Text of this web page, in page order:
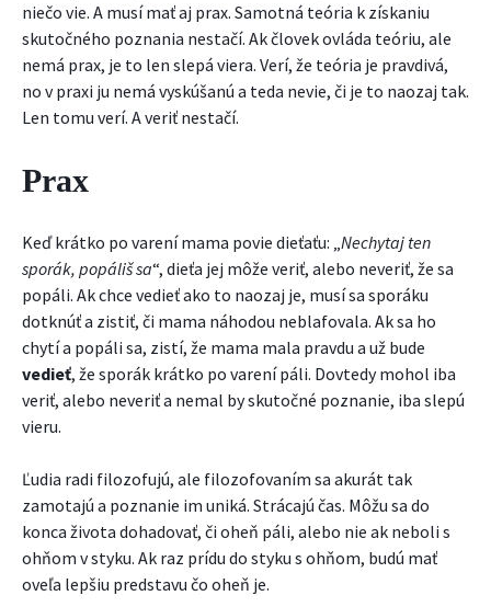
niečo vie. A musí mať aj prax. Samotná teória k získaniu
skutočného poznania nestačí. Ak človek ovláda teóriu, ale
nemá prax, je to len slepá viera. Verí, že teória je pravdivá,
no v praxi ju nemá vyskúšanú a teda nevie, či je to naozaj tak.
Len tomu verí. A veriť nestačí.
Prax
Keď krátko po varení mama povie dieťaťu: „Nechytaj ten
sporák, popáliš sa“, dieťa jej môže veriť, alebo neveriť, že sa
popáli. Ak chce vedieť ako to naozaj je, musí sa sporáku
dotknúť a zistiť, či mama náhodou neblafovala. Ak sa ho
chytí a popáli sa, zistí, že mama mala pravdu a už bude
vedieť, že sporák krátko po varení páli. Dovtedy mohol iba
veriť, alebo neveriť a nemal by skutočné poznanie, iba slepú
vieru.
Ľudia radi filozofujú, ale filozofovaním sa akurát tak
zamotajú a poznanie im uniká. Strácajú čas. Môžu sa do
konca života dohadovať, či oheň páli, alebo nie ak neboli s
ohňom v styku. Ak raz prídu do styku s ohňom, budú mať
oveľa lepšiu predstavu čo oheň je.